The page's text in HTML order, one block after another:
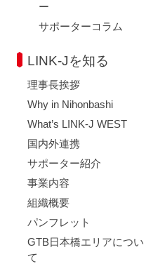
ー
サポーターコラム
LINK-Jを知る
理事長挨拶
Why in Nihonbashi
What’s LINK-J WEST
国内外連携
サポーター紹介
事業内容
組織概要
パンフレット
GTB日本橋エリアについ
て